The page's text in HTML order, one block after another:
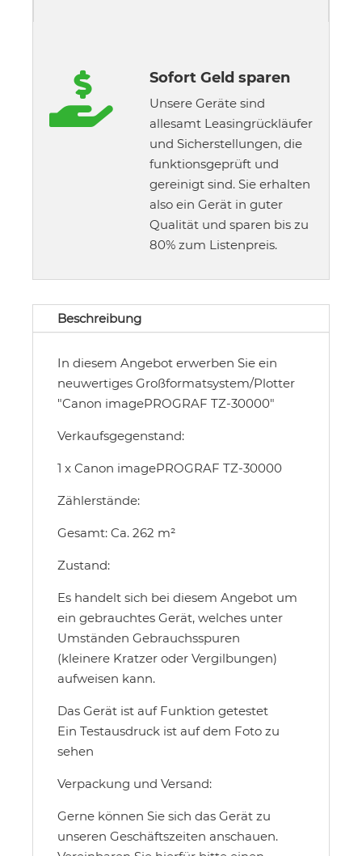
 Sofort Geld sparen
Unsere Geräte sind
allesamt Leasingrückläufer
und Sicherstellungen, die
funktionsgeprüft und
gereinigt sind. Sie erhalten
also ein Gerät in guter
Qualität und sparen bis zu
80% zum Listenpreis.
Beschreibung
In diesem Angebot erwerben Sie ein
neuwertiges Großformatsystem/Plotter
"Canon imagePROGRAF TZ-30000"
Verkaufsgegenstand:
1 x Canon imagePROGRAF TZ-30000
Zählerstände:
Gesamt: Ca. 262 m²
Zustand:
Es handelt sich bei diesem Angebot um
ein gebrauchtes Gerät, welches unter
Umständen Gebrauchsspuren
(kleinere Kratzer oder Vergilbungen)
aufweisen kann.
Das Gerät ist auf Funktion getestet
Ein Testausdruck ist auf dem Foto zu
sehen
Verpackung und Versand:
Gerne können Sie sich das Gerät zu
unseren Geschäftszeiten anschauen.